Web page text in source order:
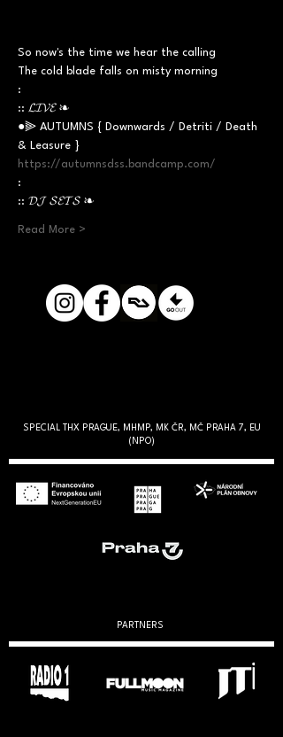
So now's the time we hear the calling
The cold blade falls on misty morning
:
:: 𝓛𝓘𝓥𝓔 ❧
●⫸ AUTUMNS { Downwards / Detriti / Death
https://autumnsdss.bandcamp.com/
:
:: 𝓓𝓙 𝓢𝓔𝓣𝓢 ❧
Read More >
SPECIAL THX PRAGUE, MHMP, MK ČR, MČ PRAHA 7, EU
(NPO)
PARTNERS